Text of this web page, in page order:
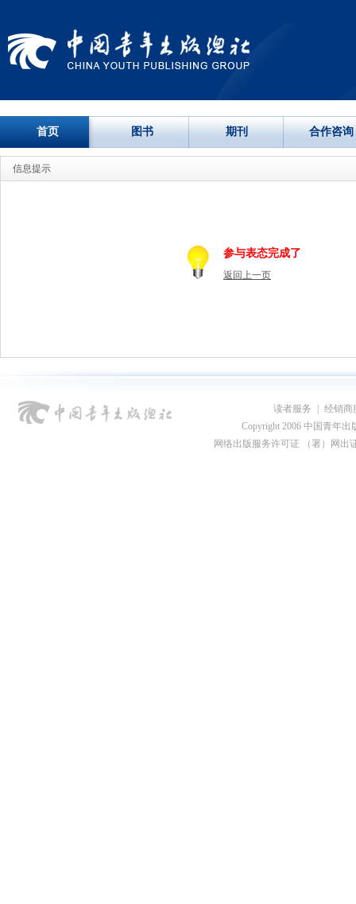
首页 图书 期刊 合作咨询
信息提示
参与表态完成了
返回上一页
读者服务
经销商
Copyright 2006 中国青年出
网络出版服务许可证 （署）网出